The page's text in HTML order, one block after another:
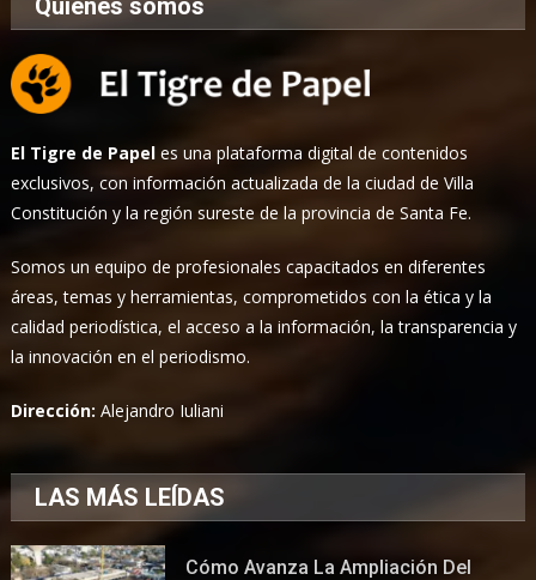
El Tigre de Papel es una plataforma digital de contenidos
exclusivos, con información actualizada de la ciudad de Villa
Constitución y la región sureste de la provincia de Santa Fe.
Somos un equipo de profesionales capacitados en diferentes
áreas, temas y herramientas, comprometidos con la ética y la
calidad periodística, el acceso a la información, la transparencia y
la innovación en el periodismo.
Dirección:Alejandro Iuliani
LAS MÁS LEÍDAS
Cómo Avanza La Ampliación Del